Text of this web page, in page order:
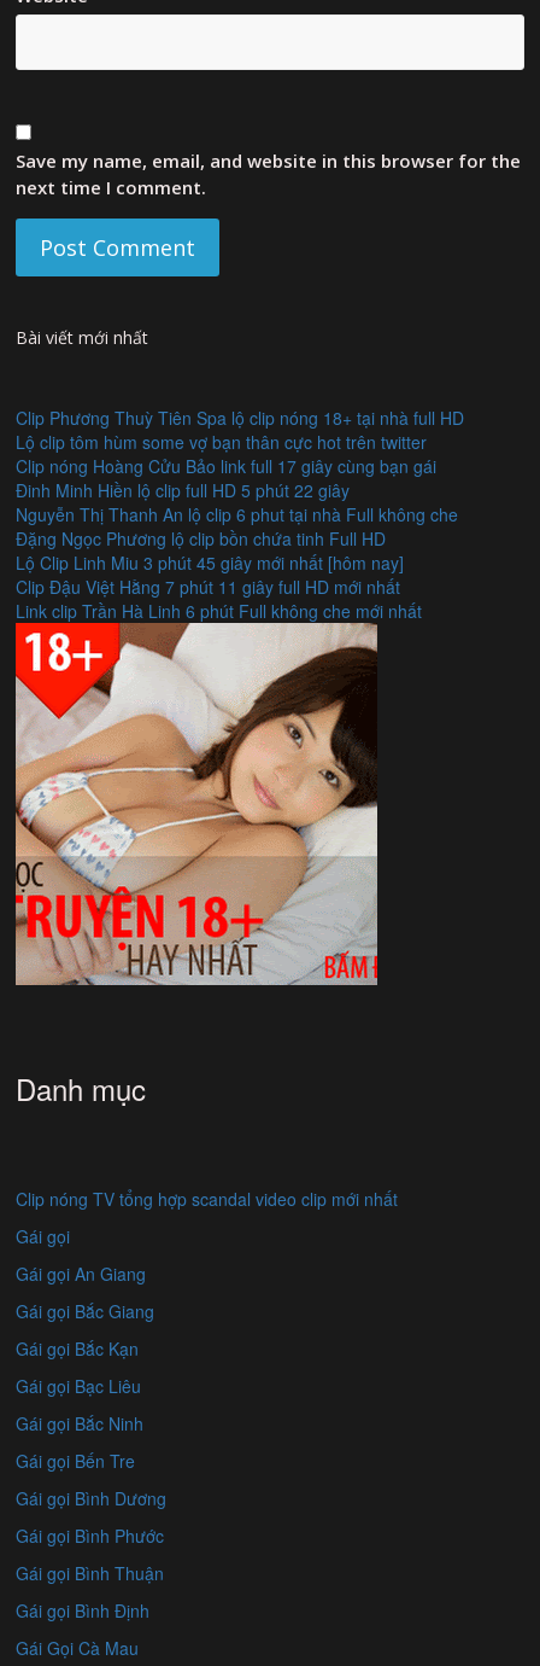
Save my name, email, and website in this browser for the
next time I comment.
Bài viết mới nhất
Clip Phương Thuỳ Tiên Spa lộ clip nóng 18+ tại nhà full HD
Lộ clip tôm hùm some vợ bạn thân cực hot trên twitter
Clip nóng Hoàng Cửu Bảo link full 17 giây cùng bạn gái
Đinh Minh Hiền lộ clip full HD 5 phút 22 giây
Nguyễn Thị Thanh An lộ clip 6 phut tại nhà Full không che
Đặng Ngọc Phương lộ clip bồn chứa tinh Full HD
Lộ Clip Linh Miu 3 phút 45 giây mới nhất [hôm nay]
Clip Đậu Việt Hằng 7 phút 11 giây full HD mới nhất
Link clip Trần Hà Linh 6 phút Full không che mới nhất
Danh mục
Clip nóng TV tổng hợp scandal video clip mới nhất
Gái gọi
Gái gọi An Giang
Gái gọi Bắc Giang
Gái gọi Bắc Kạn
Gái gọi Bạc Liêu
Gái gọi Bắc Ninh
Gái gọi Bến Tre
Gái gọi Bình Dương
Gái gọi Bình Phước
Gái gọi Bình Thuận
Gái gọi Bình Định
Gái Gọi Cà Mau